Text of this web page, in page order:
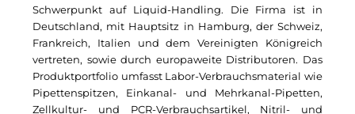
Allgemeine SÜDBODEN
City 1 Group
Clean Intralogistics Net (CIN)
Schwerpunkt auf Liquid-Handling. Die Firma ist in
Deutschland, mit Hauptsitz in Hamburg, der Schweiz,
Frankreich, Italien und dem Vereinigten Königreich
vertreten, sowie durch europaweite Distributoren. Das
Produktportfolio umfasst Labor-Verbrauchsmaterial wie
Pipettenspitzen, Einkanal- und Mehrkanal-Pipetten,
Zellkultur- und PCR-Verbrauchsartikel, Nitril- und